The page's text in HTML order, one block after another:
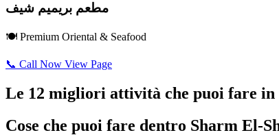
مطعم بريميم شيف
🍽️ Premium Oriental & Seafood
📞 Call Now View Page
Le 12 migliori attività che puoi fare in
Cose che puoi fare dentro Sharm El-